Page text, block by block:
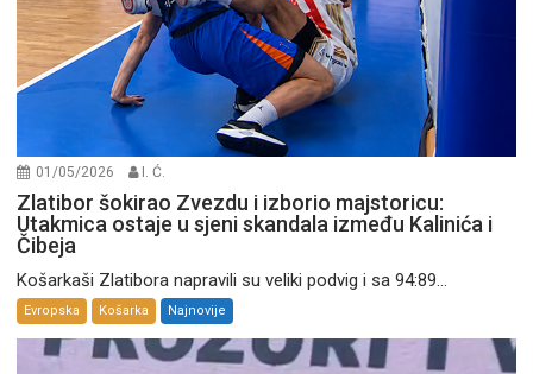
01/05/2026 I. Ć.
Zlatibor šokirao Zvezdu i izborio majstoricu:
Utakmica ostaje u sjeni skandala između Kalinića i
Čibeja
Košarkaši Zlatibora napravili su veliki podvig i sa 94:89...
Evropska Košarka Najnovije